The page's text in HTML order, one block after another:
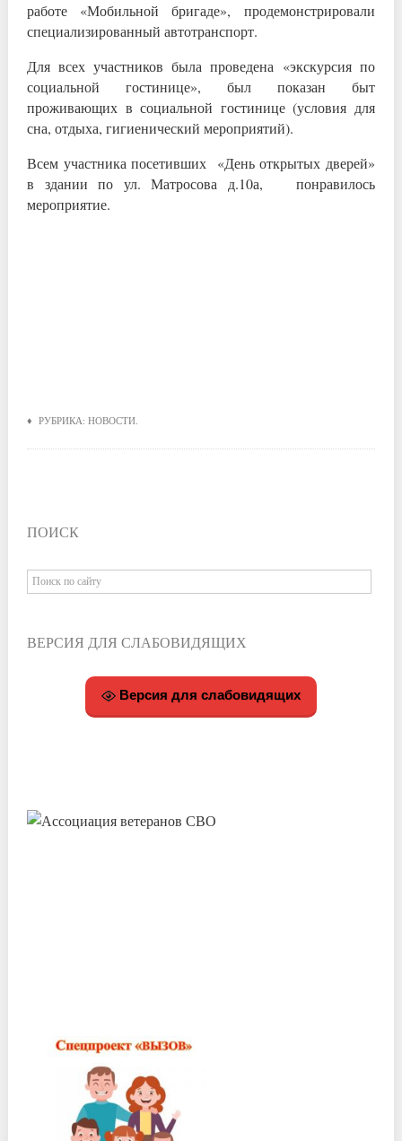
работе «Мобильной бригаде», продемонстрировали
специализированный автотранспорт.
Для всех участников была проведена «экскурсия по
социальной гостинице», был показан быт
проживающих в социальной гостинице (условия для
сна, отдыха, гигиенический мероприятий).
Всем участника посетивших «День открытых дверей»
в здании по ул. Матросова д.10а, понравилось
мероприятие.
♦ РУБРИКА:НОВОСТИ.
ПОИСК
ВЕРСИЯ ДЛЯ СЛАБОВИДЯЩИХ
Версия для слабовидящих